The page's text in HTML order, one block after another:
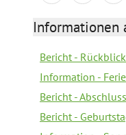
Informationen
Bericht -
Information -
Bericht -
Bericht -